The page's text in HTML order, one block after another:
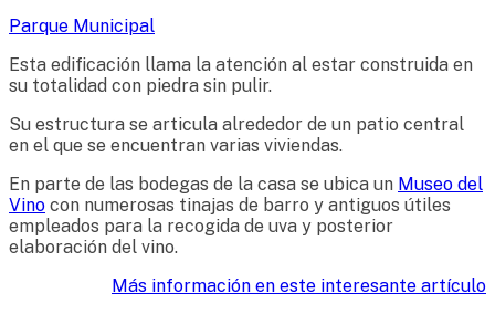
Parque Municipal
Esta edificación llama la atención al estar construida en
su totalidad con piedra sin pulir.
Su estructura se articula alrededor de un patio central
en el que se encuentran varias viviendas.
En parte de las bodegas de la casa se ubica un Museo del
Vino con numerosas tinajas de barro y antiguos útiles
empleados para la recogida de uva y posterior
elaboración del vino.
Más información en este interesante artículo